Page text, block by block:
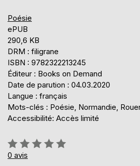
Poésie
ePUB
290,6 KB
DRM : filigrane
ISBN : 9782322213245
Éditeur : Books on Demand
Date de parution : 04.03.2020
Langue : français
Mots-clés : Poésie, Normandie,
Accessibilité: Accès limité
Évaluation:
0%
0 avis